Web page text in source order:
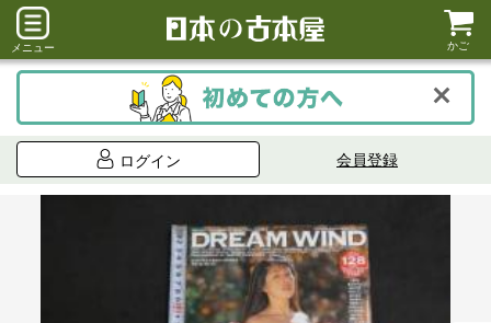
メニュー かご
ログイン 会員登録